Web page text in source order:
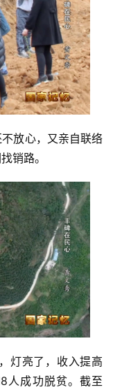
放心，又亲自联络
销路。
灯亮了，收入提高
人成功脱贫。截至